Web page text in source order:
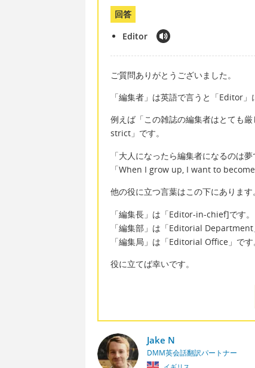
回答
Editor
ご質問ありがとうございました。
「編集者」は英語で言うと「Editor」
例えば「この雑誌の編集者はとても
strict」です。
「大人になったら編集者になるのは夢
「When I grow up, I want to
他の役に立つ言葉はこの下にあります。
「編集長」は「Editor-in-chief]です。
「編集部」は「Editorial Department
「編集局」は「Editorial Office」です
役に立てば幸いです。
Jake N
DMM英会話翻訳パートナー